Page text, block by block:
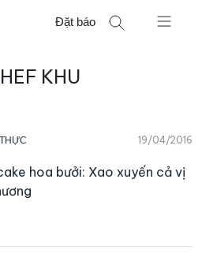
Đặt báo
KHU
19/04/2016
hoa bưởi: Xao xuyến cả vị